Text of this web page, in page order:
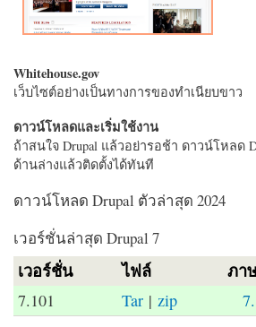
Whitehouse.gov
เว็บไซต์อย่างเป็นทางการของทำเนียบขาว
ดาวน์โหลดและเริ่มใช้งาน
ถ้าสนใจ Drupal แล้วอย่ารอช้า ดาวน์โหลด
ด้านล่างแล้วติดตั้งได้ทันที
ดาวน์โหลด Drupal ตัวล่าสุด 2024
เวอร์ชั่นล่าสุด Drupal 7
เวอร์ชั่น ไฟล์ ภา
7.101 Tar |zip